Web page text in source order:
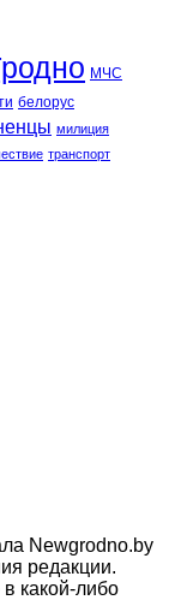
МЧС
белорус
милиция
транспорт
Newgrodno.by
редакции.
какой-либо